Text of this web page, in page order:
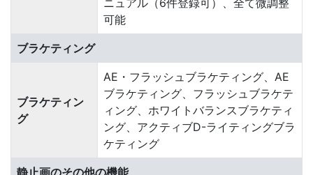
ニュアル（6件登録可）、全て微調整
可能
ブラケティング
ブラケティン
グ
AE・フラッシュブラケティング、AE
ブラケティング、フラッシュブラケテ
ィング、ホワイトバランスブラケティ
ング、アクティブD-ライティングブラ
ケティング
静止画のその他の機能